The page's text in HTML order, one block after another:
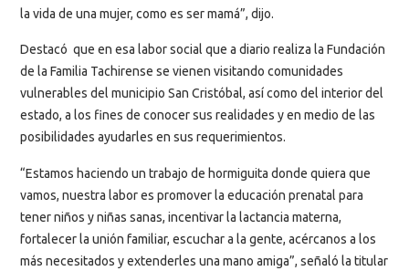
la vida de una mujer, como es ser mamá”, dijo.
Destacó que en esa labor social que a diario realiza la Fundación
de la Familia Tachirense se vienen visitando comunidades
vulnerables del municipio San Cristóbal, así como del interior del
estado, a los fines de conocer sus realidades y en medio de las
posibilidades ayudarles en sus requerimientos.
“Estamos haciendo un trabajo de hormiguita donde quiera que
vamos, nuestra labor es promover la educación prenatal para
tener niños y niñas sanas, incentivar la lactancia materna,
fortalecer la unión familiar, escuchar a la gente, acércanos a los
más necesitados y extenderles una mano amiga”, señaló la titular